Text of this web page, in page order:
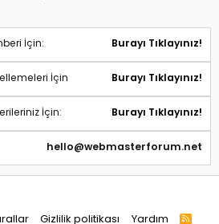
İçin: Burayı Tıklayınız!
İçin Burayı Tıklayınız!
İçin: Burayı Tıklayınız!
hello@webmasterforum.net
Gizlilik politikası Yardım
R